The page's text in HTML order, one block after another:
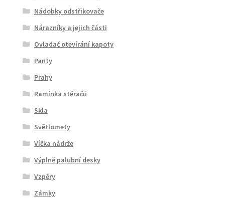
Nádobky odstřikovače
Nárazníky a jejich části
Ovladač otevírání kapoty
Panty
Prahy
Ramínka stěračů
Skla
Světlomety
Víčka nádrže
Výplně palubní desky
Vzpěry
Zámky